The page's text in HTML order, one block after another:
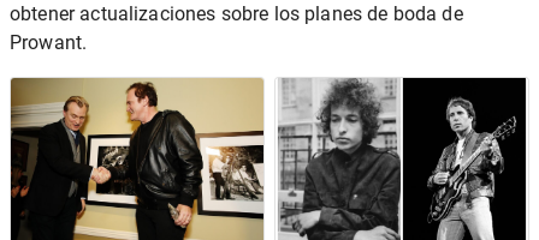
obtener actualizaciones sobre los planes de boda de
Prowant.